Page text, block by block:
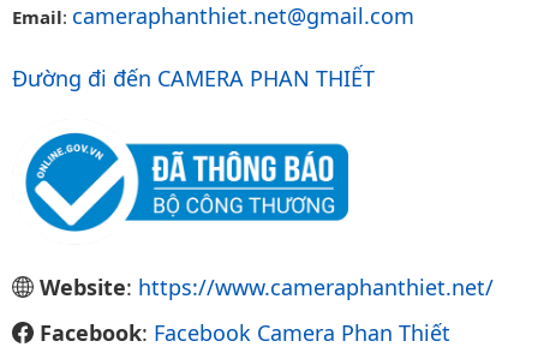
Email: cameraphanthiet.net@gmail.com
Đường đi đến CAMERA PHAN THIẾT
Website: https://www.cameraphanthiet.net/
Facebook: Facebook Camera Phan Thiết